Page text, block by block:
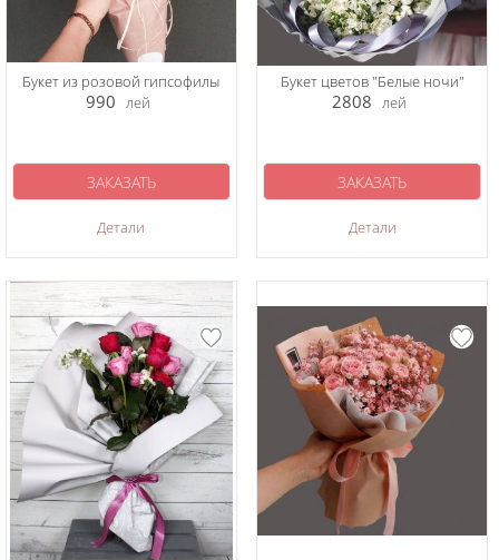
Букет из розовой гипсофилы
990 лей
Детали
ЗАКАЗАТЬ
Букет цветов "Белые ночи"
2808 лей
Детали
ЗАКАЗАТЬ